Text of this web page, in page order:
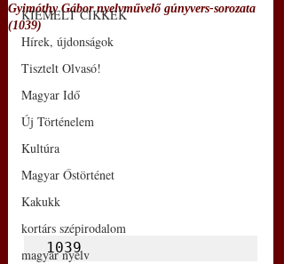
KIEMELT CIKKEK
Hírek, újdonságok
Tisztelt Olvasó!
Magyar Idő
Új Történelem
Kultúra
Magyar Őstörténet
Kakukk
kortárs szépirodalom
magyar nyelv
Gyimóthy Gábor nyelvművelő gúnyvers-sorozata
(1039)
1039